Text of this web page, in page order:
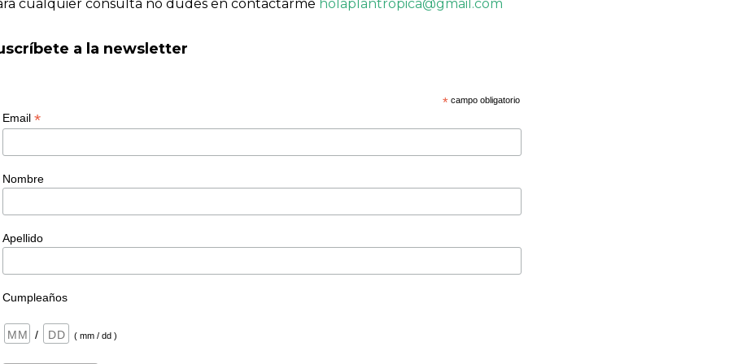
cualquier consulta no dudes en contactarme holaplantropica@gmail.com
a la newsletter
*campo obligatorio
Email*
Nombre
Apellido
Cumpleaños
/ ( mm / dd )